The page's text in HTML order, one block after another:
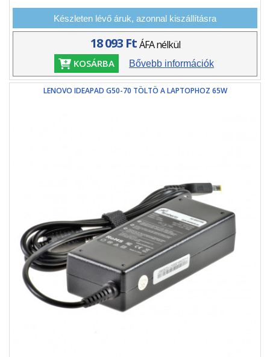
Készleten lévő áruk, azonnal kiszállításra
18 093 FtÁFA nélkül
KOSÁRBA Bővebb információk
LENOVO IDEAPAD G50-70 TÖLTÖ A LAPTOPHOZ 65W